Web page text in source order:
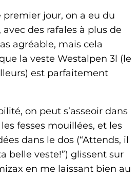
premier jour, on a eu du
des rafales à plus de
agréable, mais cela
la veste Westalpen 3l (le
est parfaitement
on peut s’asseoir dans
fesses mouillées, et les
dans le dos (“Attends, il
belle veste!”) glissent sur
en me laissant bien au